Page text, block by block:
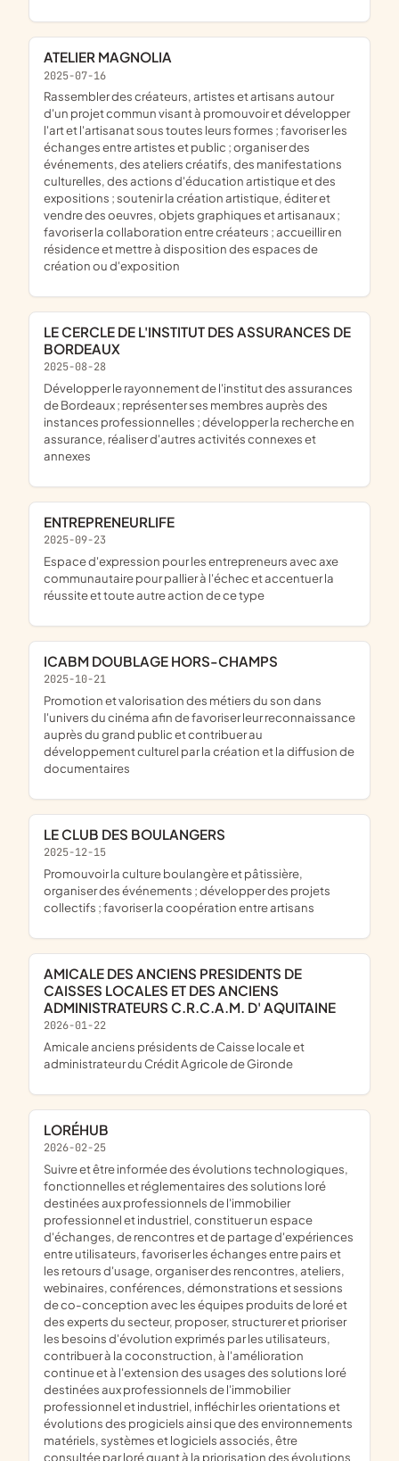
ATELIER MAGNOLIA
2025-07-16
rassembler des créateurs, artistes et artisans autour
d'un projet commun visant à promouvoir et développer
l'art et l'artisanat sous toutes leurs formes ; favoriser les
échanges entre artistes et public ; organiser des
événements, des ateliers créatifs, des manifestations
culturelles, des actions d'éducation artistique et des
expositions ; soutenir la création artistique, éditer et
vendre des oeuvres, objets graphiques et artisanaux ;
favoriser la collaboration entre créateurs ; accueillir en
résidence et mettre à disposition des espaces de
création ou d'exposition
LE CERCLE DE L'INSTITUT DES ASSURANCES DE
BORDEAUX
2025-08-28
développer le rayonnement de l'institut des assurances
de Bordeaux ; représenter ses membres auprès des
instances professionnelles ; développer la recherche en
assurance, réaliser d'autres activités connexes et
annexes
ENTREPRENEURLIFE
2025-09-23
espace d'expression pour les entrepreneurs avec axe
communautaire pour pallier à l'échec et accentuer la
réussite et toute autre action de ce type
ICABM DOUBLAGE HORS-CHAMPS
2025-10-21
promotion et valorisation des métiers du son dans
l'univers du cinéma afin de favoriser leur reconnaissance
auprès du grand public et contribuer au
développement culturel par la création et la diffusion de
documentaires
LE CLUB DES BOULANGERS
2025-12-15
promouvoir la culture boulangère et pâtissière,
organiser des événements ; développer des projets
collectifs ; favoriser la coopération entre artisans
AMICALE DES ANCIENS PRESIDENTS DE
CAISSES LOCALES ET DES ANCIENS
ADMINISTRATEURS C.R.C.A.M. D' AQUITAINE
2026-01-22
amicale anciens présidents de Caisse locale et
administrateur du Crédit Agricole de Gironde
LORÉHUB
2026-02-25
suivre et être informée des évolutions technologiques,
fonctionnelles et réglementaires des solutions loré
destinées aux professionnels de l'immobilier
professionnel et industriel, constituer un espace
d'échanges, de rencontres et de partage d'expériences
entre utilisateurs, favoriser les échanges entre pairs et
les retours d'usage, organiser des rencontres, ateliers,
webinaires, conférences, démonstrations et sessions
de co-conception avec les équipes produits de loré et
des experts du secteur, proposer, structurer et prioriser
les besoins d'évolution exprimés par les utilisateurs,
contribuer à la coconstruction, à l'amélioration
continue et à l'extension des usages des solutions loré
destinées aux professionnels de l'immobilier
professionnel et industriel, infléchir les orientations et
évolutions des progiciels ainsi que des environnements
matériels, systèmes et logiciels associés, être
consultée par loré quant à la priorisation des évolutions